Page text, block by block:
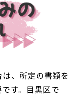
、所定の書類を
す。目黒区で